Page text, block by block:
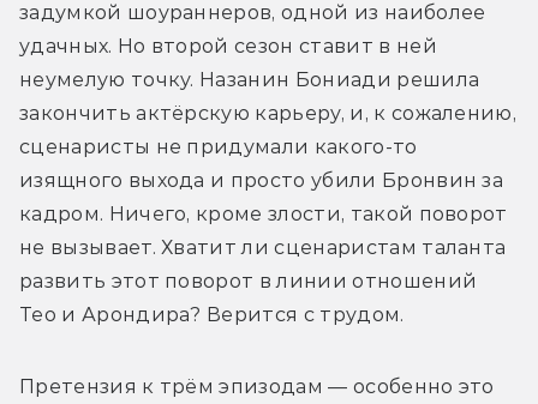
задумкой шоураннеров, одной из наиболее
удачных. Но второй сезон ставит в ней
неумелую точку. Назанин Бониади решила
закончить актёрскую карьеру, и, к сожалению,
сценаристы не придумали какого-то
изящного выхода и просто убили Бронвин за
кадром. Ничего, кроме злости, такой поворот
не вызывает. Хватит ли сценаристам таланта
развить этот поворот в линии отношений
Тео и Арондира? Верится с трудом.
Претензия к трём эпизодам — особенно это